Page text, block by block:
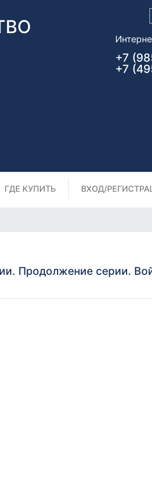
+7
+7
ГДЕ КУПИТЬ ВХОД/
Продолжение серии.